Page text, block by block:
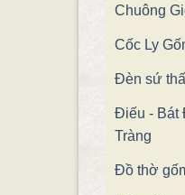
Chuông
Cốc Ly
Đèn sứ
Điếu - Bát
Tràng
Đồ thờ